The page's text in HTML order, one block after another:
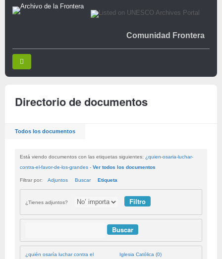
Comunidad Frontera
Directorio de documentos
Todos los documentos
Está viendo documentos con las etiquetas siguientes: ¿quien-osaria-luchar-
contra-el-favor-de-los-grandes - Ver todos los documentos
Filtrar por: Adjuntos Buscar Etiqueta
¿Tienes adjuntos?
¿quién osaría luchar contra el
Iglesia Católica (0)